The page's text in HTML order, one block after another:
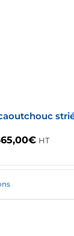
€ HT
Ce